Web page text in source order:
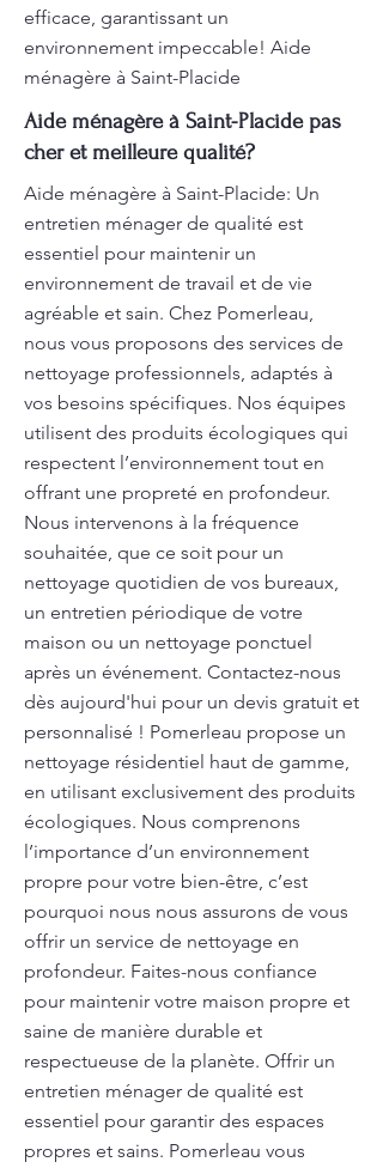
efficace, garantissant un
environnement impeccable! Aide
ménagère à Saint-Placide
Aide ménagère à Saint-Placide pas
cher et meilleure qualité?
Aide ménagère à Saint-Placide: Un
entretien ménager de qualité est
essentiel pour maintenir un
environnement de travail et de vie
agréable et sain. Chez Pomerleau,
nous vous proposons des services de
nettoyage professionnels, adaptés à
vos besoins spécifiques. Nos équipes
utilisent des produits écologiques qui
respectent l’environnement tout en
offrant une propreté en profondeur.
Nous intervenons à la fréquence
souhaitée, que ce soit pour un
nettoyage quotidien de vos bureaux,
un entretien périodique de votre
maison ou un nettoyage ponctuel
après un événement. Contactez-nous
dès aujourd'hui pour un devis gratuit et
personnalisé ! Pomerleau propose un
nettoyage résidentiel haut de gamme,
en utilisant exclusivement des produits
écologiques. Nous comprenons
l’importance d’un environnement
propre pour votre bien-être, c’est
pourquoi nous nous assurons de vous
offrir un service de nettoyage en
profondeur. Faites-nous confiance
pour maintenir votre maison propre et
saine de manière durable et
respectueuse de la planète. Offrir un
entretien ménager de qualité est
essentiel pour garantir des espaces
propres et sains. Pomerleau vous